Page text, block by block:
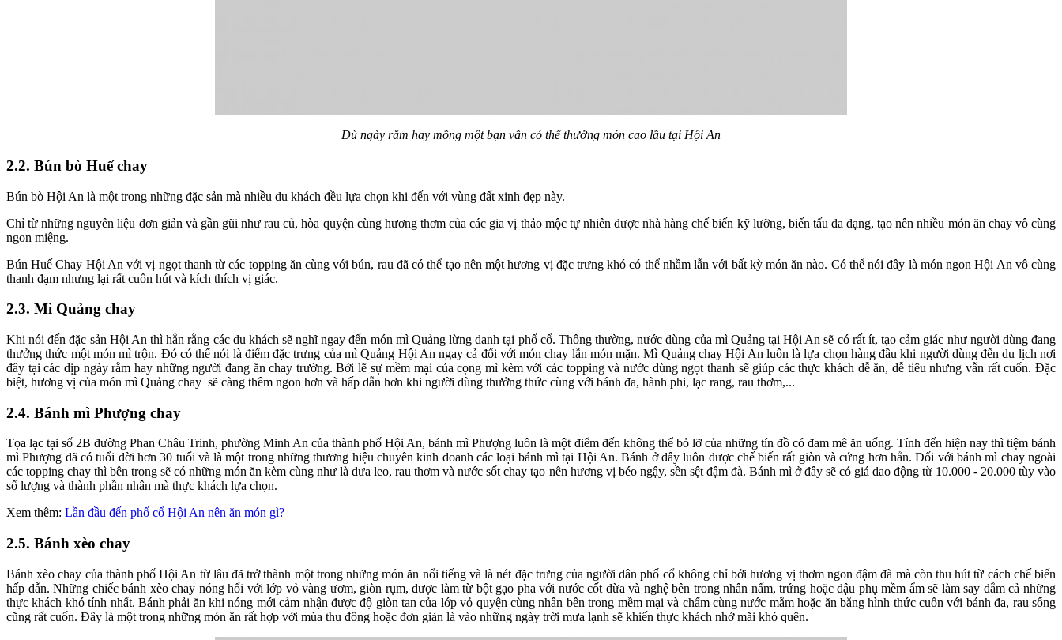
Dù ngày rằm hay mồng một bạn vẫn có thể thưởng món cao lầu tại Hội An
2.2. Bún bò Huế chay
Bún bò Hội An là một trong những đặc sản mà nhiều du khách đều lựa chọn khi đến với vùng đất xinh đẹp này.
Chỉ từ những nguyên liệu đơn giản và gần gũi như rau củ, hòa quyện cùng hương thơm của các gia vị thảo mộc tự nhiên được nhà hàng chế biến kỹ lưỡng, biến tấu đa dạng, tạo nên nhiều món ăn chay vô cùng
ngon miệng.
Bún Huế Chay Hội An với vị ngọt thanh từ các topping ăn cùng với bún, rau đã có thể tạo nên một hương vị đặc trưng khó có thể nhầm lẫn với bất kỳ món ăn nào. Có thể nói đây là món ngon Hội An vô cùng
thanh đạm nhưng lại rất cuốn hút và kích thích vị giác.
2.3. Mì Quảng chay
Khi nói đến đặc sản Hội An thì hẳn rằng các du khách sẽ nghĩ ngay đến món mì Quảng lừng danh tại phố cổ. Thông thường, nước dùng của mì Quảng tại Hội An sẽ có rất ít, tạo cảm giác như người dùng đang
thưởng thức một món mì trộn. Đó có thể nói là điểm đặc trưng của mì Quảng Hội An ngay cả đối với món chay lẫn món mặn. Mì Quảng chay Hội An luôn là lựa chọn hàng đầu khi người dùng đến du lịch nơi
đây tại các dịp ngày rằm hay những người đang ăn chay trường. Bởi lẽ sự mềm mại của cọng mì kèm với các topping và nước dùng ngọt thanh sẽ giúp các thực khách dễ ăn, dễ tiêu nhưng vẫn rất cuốn. Đặc
biệt, hương vị của món mì Quảng chay sẽ càng thêm ngon hơn và hấp dẫn hơn khi người dùng thưởng thức cùng với bánh đa, hành phi, lạc rang, rau thơm,...
2.4. Bánh mì Phượng chay
Tọa lạc tại số 2B đường Phan Châu Trinh, phường Minh An của thành phố Hội An, bánh mì Phượng luôn là một điểm đến không thể bỏ lỡ của những tín đồ có đam mê ăn uống. Tính đến hiện nay thì tiệm bánh
mì Phượng đã có tuổi đời hơn 30 tuổi và là một trong những thương hiệu chuyên kinh doanh các loại bánh mì tại Hội An. Bánh ở đây luôn được chế biến rất giòn và cứng hơn hẳn. Đối với bánh mì chay ngoài
các topping chay thì bên trong sẽ có những món ăn kèm cùng như là dưa leo, rau thơm và nước sốt chay tạo nên hương vị béo ngậy, sền sệt đậm đà. Bánh mì ở đây sẽ có giá dao động từ 10.000 - 20.000 tùy vào
số lượng và thành phần nhân mà thực khách lựa chọn.
Xem thêm: Lần đầu đến phố cổ Hội An nên ăn món gì?
2.5. Bánh xèo chay
Bánh xèo chay của thành phố Hội An từ lâu đã trở thành một trong những món ăn nổi tiếng và là nét đặc trưng của người dân phố cổ không chỉ bởi hương vị thơm ngon đậm đà mà còn thu hút từ cách chế biến
hấp dẫn. Những chiếc bánh xèo chay nóng hổi với lớp vỏ vàng ươm, giòn rụm, được làm từ bột gạo pha với nước cốt dừa và nghệ bên trong nhân nấm, trứng hoặc đậu phụ mềm ẩm sẽ làm say đắm cả những
thực khách khó tính nhất. Bánh phải ăn khi nóng mới cảm nhận được độ giòn tan của lớp vỏ quyện cùng nhân bên trong mềm mại và chấm cùng nước mắm hoặc ăn bằng hình thức cuốn với bánh đa, rau sống
cũng rất cuốn. Đây là một trong những món ăn rất hợp với mùa thu đông hoặc đơn giản là vào những ngày trời mưa lạnh sẽ khiến thực khách nhớ mãi khó quên.